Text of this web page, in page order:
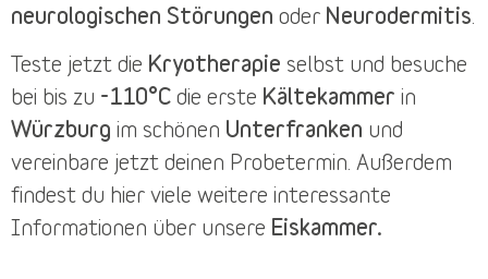
neurologischen Störungen oder Neurodermitis
Teste jetzt die Kryotherapie selbst und besuche
bei bis zu -110°C die erste Kältekammer in
Würzburg im schönen Unterfranken und
vereinbare jetzt deinen Probetermin . Außerdem
findest du hier viele weitere interessante
Informationen über unsere Eiskammer.